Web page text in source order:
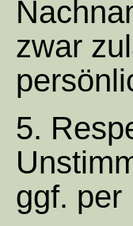
zwar
5.
ggf. per